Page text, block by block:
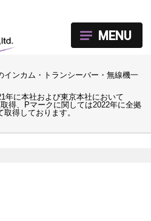
インカム・トランシーバー・無線機一
年に本社および東京本社において
得、Pマークに関しては2022年に全拠
取得しております。
MENU